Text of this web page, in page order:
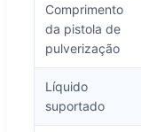
Comprimento
da pistola de
pulverização
Líquido
suportado